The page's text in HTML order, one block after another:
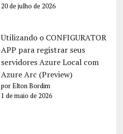
20 de julho de 2026
Utilizando o CONFIGURATOR
APP para registrar seus
servidores Azure Local com
Azure Arc (Preview)
por Elton Bordim
1 de maio de 2026